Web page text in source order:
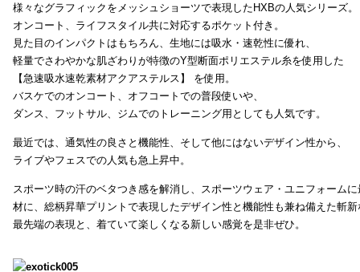
様々なグラフィックをメッシュショーツで表現したHXBの人気シリーズ。
オンコート、ライフスタイル共に対応するポケット付き。
見た目のインパクトはもちろん、生地には吸水・速乾性に優れ、
軽量でさわやかな肌ざわりが特徴のY型断面ポリエステル糸を使用した
【急速吸水速乾素材アクアステルス】 を使用。
バスケでのオンコート、オフコートでの普段使いや、
ダンス、フットサル、ジムでのトレーニング用としても人気です。
最近では、通気性の良さと機能性、そして他にはないデザイン性から、
ライブやフェスでの人気も急上昇中。
スポーツ時の汗のベタつき感を解消し、スポーツウェア・ユニフォーム
材に、総柄昇華プリントで表現したデザイン性と機能性も兼ね備えた斬
最先端の表現と、着ていて楽しくなる新しい感覚を是非ぜひ。